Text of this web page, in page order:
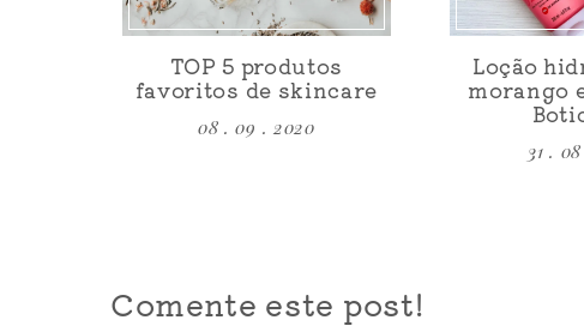
TOP 5 produtos
favoritos de skincare
08 . 09 . 2020
Loção
morango
31 .
Comente este post!